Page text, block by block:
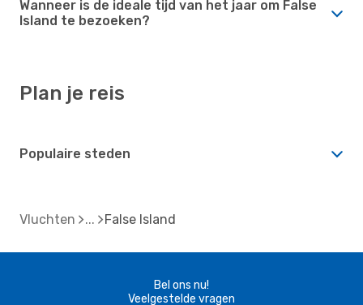
Wanneer is de ideale tijd van het jaar om False
Island te bezoeken?
Plan je reis
Populaire steden
Vluchten False Island
Bel ons nu!
Veelgestelde vragen